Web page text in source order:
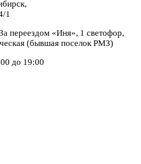
1
переездом «Иня», 1 светофор,
(бывшая поселок РМЗ)
до 19:00